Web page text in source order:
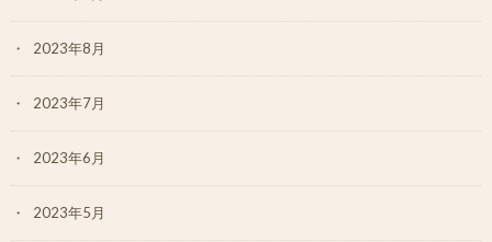
2023年8月
2023年7月
2023年6月
2023年5月